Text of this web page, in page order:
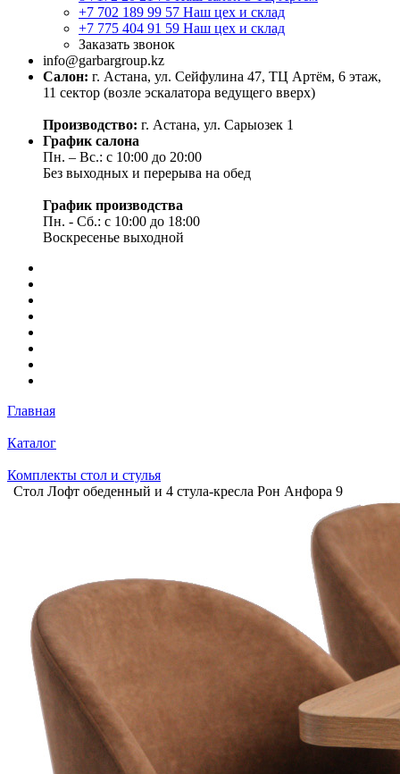
+7 702 189 99 57 Наш цех и склад
+7 775 404 91 59 Наш цех и склад
Заказать звонок
info@garbargroup.kz
Салон: г. Астана, ул. Сейфулина 47, ТЦ Артём, 6 этаж,
11 сектор (возле эскалатора ведущего вверх)
Производство: г. Астана, ул. Сарыозек 1
График салона
Пн. – Вс.: с 10:00 до 20:00
Без выходных и перерыва на обед
График производства
Пн. - Сб.: с 10:00 до 18:00
Воскресенье выходной
Главная
Каталог
Комплекты стол и стулья
Стол Лофт обеденный и 4 стула-кресла Рон Анфора 9